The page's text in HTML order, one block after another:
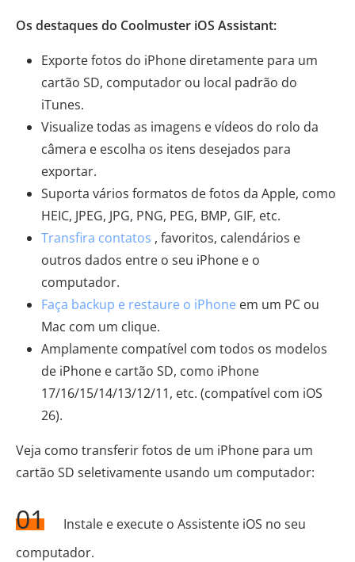
Os destaques do Coolmuster iOS Assistant:
Exporte fotos do iPhone diretamente para um
cartão SD, computador ou local padrão do
iTunes.
Visualize todas as imagens e vídeos do rolo da
câmera e escolha os itens desejados para
exportar.
Suporta vários formatos de fotos da Apple, como
HEIC, JPEG, JPG, PNG, PEG, BMP, GIF, etc.
Transfira contatos , favoritos, calendários e
outros dados entre o seu iPhone e o
computador.
Faça backup e restaure o iPhone em um PC ou
Mac com um clique.
Amplamente compatível com todos os modelos
de iPhone e cartão SD, como iPhone
17/16/15/14/13/12/11, etc. (compatível com iOS
26).
Veja como transferir fotos de um iPhone para um
cartão SD seletivamente usando um computador:
01
Instale e execute o Assistente iOS no seu
computador.